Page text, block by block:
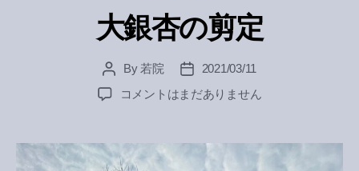
大銀杏の剪定
Post
author
By 若院
Post
date
2021/03/11
大
剪
コメントはまだありません